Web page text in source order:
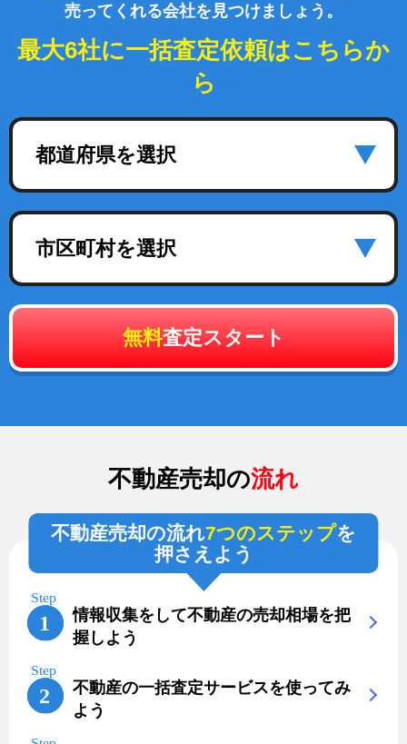
売ってくれる会社を見つけましょう。
最大6社に一括査定依頼はこちらか
ら
都道府県を選択
市区町村を選択
無料査定スタート
不動産売却の流れ
不動産売却の流れ7つのステップを
押さえよう
情報収集をして不動産の売却相場を把
握しよう
不動産の一括査定サービスを使ってみ
よう